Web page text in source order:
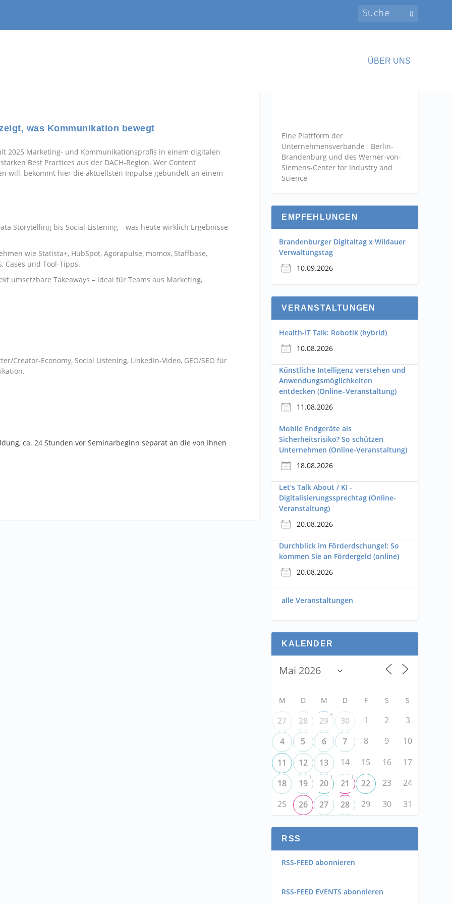
ÜBER UNS
was Kommunikation bewegt
2025 Marketing- und Kommunikationsprofis in einem digitalen
Best Practices aus der DACH-Region. Wer Content
will, bekommt hier die aktuellsten Impulse gebündelt an einem
Storytelling bis Social Listening – was heute wirklich Ergebnisse
wie Statista+, HubSpot, Agorapulse, momox, Staffbase,
Cases und Tool-Tipps.
umsetzbare Takeaways – ideal für Teams aus Marketing,
Creator-Economy, Social Listening, LinkedIn-Video, GEO/SEO für
ca. 24 Stunden vor Seminarbeginn separat an die von Ihnen
Eine Plattform der
Unternehmensverbände Berlin-
Brandenburg und des Werner-von-
Siemens-Center for Industry and
Science
EMPFEHLUNGEN
Brandenburger Digitaltag x Wildauer
Verwaltungstag
10.09.2026
VERANSTALTUNGEN
Health-IT Talk: Robotik (hybrid)
10.08.2026
Künstliche Intelligenz verstehen und
Anwendungsmöglichkeiten
entdecken (Online–Veranstaltung)
11.08.2026
Mobile Endgeräte als
Sicherheitsrisiko? So schützen
Unternehmen (Online-Veranstaltung)
18.08.2026
Let's Talk About / KI -
Digitalisierungssprechtag (Online-
Veranstaltung)
20.08.2026
Durchblick im Förderdschungel: So
kommen Sie an Fördergeld (online)
20.08.2026
alle Veranstaltungen
KALENDER
M D M D F S S
27 28 29
+
30 1 2
3
4
5 6 7 8 9
10
11
12 13 14 15 16
17
18
19
+
20
+
21
+
22 23
24
25
26 27 28 29 30 31
RSS
RSS-FEED abonnieren
RSS-FEED EVENTS abonnieren